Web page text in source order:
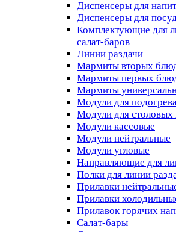
Диспенсеры для
Диспенсеры для
Комплектующие для
салат-баров
Линии раздачи
Мармиты вторых
Мармиты первых
Мармиты
Модули для
Модули для столовых
Модули кассовые
Модули нейтральные
Модули угловые
Направляющие для
Полки для линии
Прилавки
Прилавки
Прилавок горячих
Салат-бары